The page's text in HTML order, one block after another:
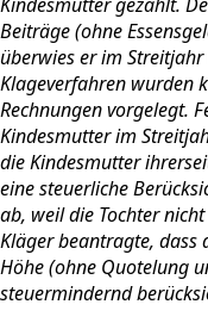
Beiträge (ohne
überwies er im
Klageverfahren wurden
Rechnungen vorgelegt.
Kindesmutter im
die Kindesmutter
eine steuerliche
ab, weil die Tochter
Kläger beantragte, dass
Höhe (ohne Quotelung
steuermindernd